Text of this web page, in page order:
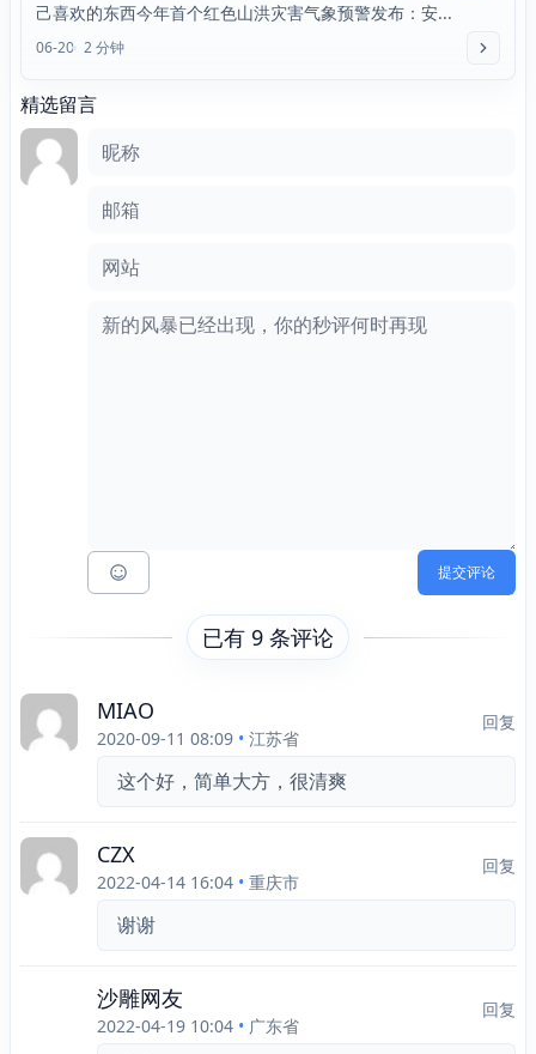
己喜欢的东西今年首个红色山洪灾害气象预警发布：安...
06-20 2 分钟
精选留言
昵称
邮箱
网站
评论框
提交评论
已有 9 条评论
MIAO
2020-09-11 08:09 • 江苏省
回复
这个好，简单大方，很清爽
CZX
2022-04-14 16:04 • 重庆市
回复
谢谢
沙雕网友
2022-04-19 10:04 • 广东省
回复